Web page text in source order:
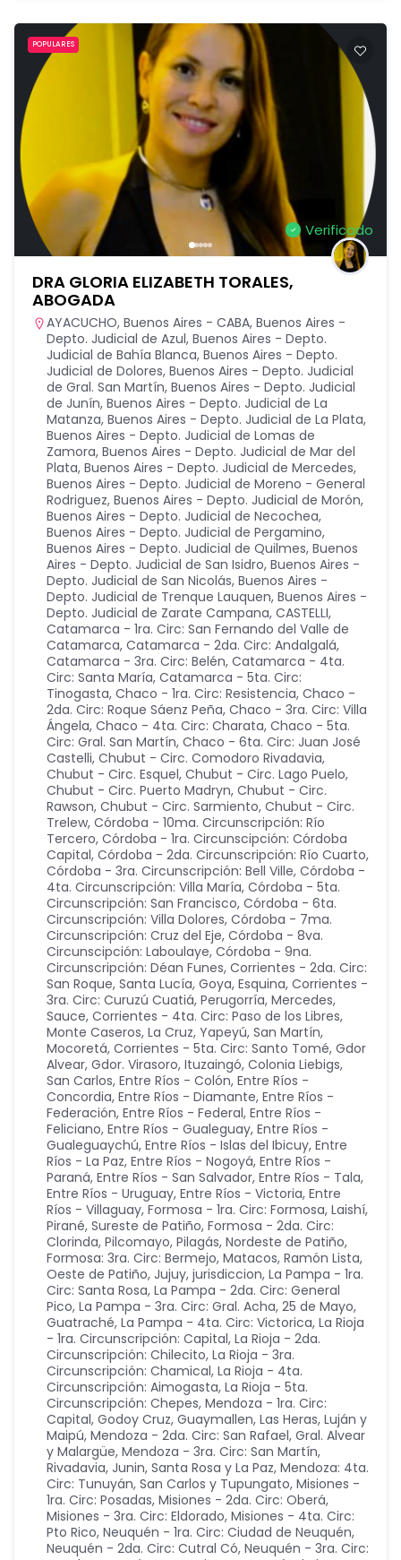
POPULARES
Verificado
DRA GLORIA ELIZABETH TORALES,
ABOGADA
AYACUCHO, Buenos Aires - CABA, Buenos Aires -
Depto. Judicial de Azul, Buenos Aires - Depto.
Judicial de Bahía Blanca, Buenos Aires - Depto.
Judicial de Dolores, Buenos Aires - Depto. Judicial
de Gral. San Martín, Buenos Aires - Depto. Judicial
de Junín, Buenos Aires - Depto. Judicial de La
Matanza, Buenos Aires - Depto. Judicial de La Plata,
Buenos Aires - Depto. Judicial de Lomas de
Zamora, Buenos Aires - Depto. Judicial de Mar del
Plata, Buenos Aires - Depto. Judicial de Mercedes,
Buenos Aires - Depto. Judicial de Moreno - General
Rodriguez, Buenos Aires - Depto. Judicial de Morón,
Buenos Aires - Depto. Judicial de Necochea,
Buenos Aires - Depto. Judicial de Pergamino,
Buenos Aires - Depto. Judicial de Quilmes, Buenos
Aires - Depto. Judicial de San Isidro, Buenos Aires -
Depto. Judicial de San Nicolás, Buenos Aires -
Depto. Judicial de Trenque Lauquen, Buenos Aires -
Depto. Judicial de Zarate Campana, CASTELLI,
Catamarca - 1ra. Circ: San Fernando del Valle de
Catamarca, Catamarca - 2da. Circ: Andalgalá,
Catamarca - 3ra. Circ: Belén, Catamarca - 4ta.
Circ: Santa María, Catamarca - 5ta. Circ:
Tinogasta, Chaco - 1ra. Circ: Resistencia, Chaco -
2da. Circ: Roque Sáenz Peña, Chaco - 3ra. Circ: Villa
Ángela, Chaco - 4ta. Circ: Charata, Chaco - 5ta.
Circ: Gral. San Martín, Chaco - 6ta. Circ: Juan José
Castelli, Chubut - Circ. Comodoro Rivadavia,
Chubut - Circ. Esquel, Chubut - Circ. Lago Puelo,
Chubut - Circ. Puerto Madryn, Chubut - Circ.
Rawson, Chubut - Circ. Sarmiento, Chubut - Circ.
Trelew, Córdoba - 10ma. Circunscripción: Río
Tercero, Córdoba - 1ra. Circunscipción: Córdoba
Capital, Córdoba - 2da. Circunscripción: Río Cuarto,
Córdoba - 3ra. Circunscripción: Bell Ville, Córdoba -
4ta. Circunscripción: Villa María, Córdoba - 5ta.
Circunscripción: San Francisco, Córdoba - 6ta.
Circunscripción: Villa Dolores, Córdoba - 7ma.
Circunscripción: Cruz del Eje, Córdoba - 8va.
Circunscipción: Laboulaye, Córdoba - 9na.
Circunscripción: Déan Funes, Corrientes - 2da. Circ:
San Roque, Santa Lucía, Goya, Esquina, Corrientes -
3ra. Circ: Curuzú Cuatiá, Perugorría, Mercedes,
Sauce, Corrientes - 4ta. Circ: Paso de los Libres,
Monte Caseros, La Cruz, Yapeyú, San Martín,
Mocoretá, Corrientes - 5ta. Circ: Santo Tomé, Gdor
Alvear, Gdor. Virasoro, Ituzaingó, Colonia Liebigs,
San Carlos, Entre Ríos - Colón, Entre Ríos -
Concordia, Entre Ríos - Diamante, Entre Ríos -
Federación, Entre Ríos - Federal, Entre Ríos -
Feliciano, Entre Ríos - Gualeguay, Entre Ríos -
Gualeguaychú, Entre Ríos - Islas del Ibicuy, Entre
Ríos - La Paz, Entre Ríos - Nogoyá, Entre Ríos -
Paraná, Entre Ríos - San Salvador, Entre Ríos - Tala,
Entre Ríos - Uruguay, Entre Ríos - Victoria, Entre
Ríos - Villaguay, Formosa - 1ra. Circ: Formosa, Laishí,
Pirané, Sureste de Patiño, Formosa - 2da. Circ:
Clorinda, Pilcomayo, Pilagás, Nordeste de Patiño,
Formosa: 3ra. Circ: Bermejo, Matacos, Ramón Lista,
Oeste de Patiño, Jujuy, jurisdiccion, La Pampa - 1ra.
Circ: Santa Rosa, La Pampa - 2da. Circ: General
Pico, La Pampa - 3ra. Circ: Gral. Acha, 25 de Mayo,
Guatraché, La Pampa - 4ta. Circ: Victorica, La Rioja
- 1ra. Circunscripción: Capital, La Rioja - 2da.
Circunscripción: Chilecito, La Rioja - 3ra.
Circunscripción: Chamical, La Rioja - 4ta.
Circunscripción: Aimogasta, La Rioja - 5ta.
Circunscripción: Chepes, Mendoza - 1ra. Circ:
Capital, Godoy Cruz, Guaymallen, Las Heras, Luján y
Maipú, Mendoza - 2da. Circ: San Rafael, Gral. Alvear
y Malargüe, Mendoza - 3ra. Circ: San Martín,
Rivadavia, Junin, Santa Rosa y La Paz, Mendoza: 4ta.
Circ: Tunuyán, San Carlos y Tupungato, Misiones -
1ra. Circ: Posadas, Misiones - 2da. Circ: Oberá,
Misiones - 3ra. Circ: Eldorado, Misiones - 4ta. Circ:
Pto Rico, Neuquén - 1ra. Circ: Ciudad de Neuquén,
Neuquén - 2da. Circ: Cutral Có, Neuquén - 3ra. Circ: